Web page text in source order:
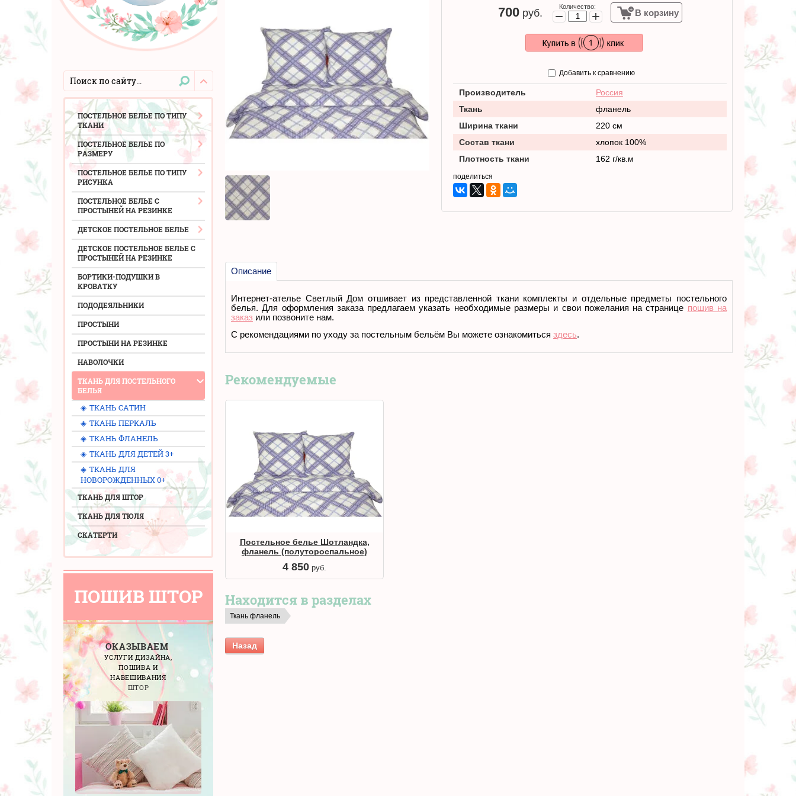
700руб.
Количество:
− + В корзину
Добавить к сравнению
Производитель
Россия
Ткань
фланель
Ширина ткани
220 см
Состав ткани
хлопок 100%
Плотность ткани
162 г/кв.м
поделиться
Описание
Интернет-ателье Светлый Дом отшивает из представленной ткани комплекты и отдельные предметы постельного
белья. Для оформления заказа предлагаем указать необходимые размеры и свои пожелания на странице пошив на
заказ или позвоните нам.
С рекомендациями по уходу за постельным бельём Вы можете ознакомиться здесь.
Рекомендуемые
Постельное белье Шотландка,
фланель (полутороспальное)
4 850 руб.
Находится в разделах
Ткань фланель
Назад
ПОСТЕЛЬНОЕ БЕЛЬЕ ПО ТИПУ
ТКАНИ
ПОСТЕЛЬНОЕ БЕЛЬЕ ПО
РАЗМЕРУ
ПОСТЕЛЬНОЕ БЕЛЬЕ ПО ТИПУ
РИСУНКА
ПОСТЕЛЬНОЕ БЕЛЬЕ С
ПРОСТЫНЕЙ НА РЕЗИНКЕ
ДЕТСКОЕ ПОСТЕЛЬНОЕ БЕЛЬЕ
ДЕТСКОЕ ПОСТЕЛЬНОЕ БЕЛЬЕ С
ПРОСТЫНЕЙ НА РЕЗИНКЕ
БОРТИКИ-ПОДУШКИ В
КРОВАТКУ
ПОДОДЕЯЛЬНИКИ
ПРОСТЫНИ
ПРОСТЫНИ НА РЕЗИНКЕ
НАВОЛОЧКИ
ТКАНЬ ДЛЯ ПОСТЕЛЬНОГО
БЕЛЬЯ
◈ ТКАНЬ САТИН
◈ ТКАНЬ ПЕРКАЛЬ
◈ ТКАНЬ ФЛАНЕЛЬ
◈ ТКАНЬ ДЛЯ ДЕТЕЙ 3+
◈ ТКАНЬ ДЛЯ
НОВОРОЖДЕННЫХ 0+
ТКАНЬ ДЛЯ ШТОР
ТКАНЬ ДЛЯ ТЮЛЯ
СКАТЕРТИ
ПОШИВ ШТОР
ОКАЗЫВАЕМ
УСЛУГИ ДИЗАЙНА,
ПОШИВА И
НАВЕШИВАНИЯ
ШТОР